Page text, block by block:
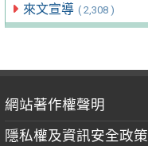
來文宣導 ( 2,308 )
網站著作權聲明
隱私權及資訊安全政策